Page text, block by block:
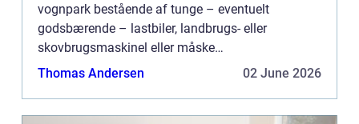
vognpark bestående af tunge – eventuelt
godsbærende – lastbiler, landbrugs- eller
skovbrugsmaskinel eller måske
entreprenørmateriel og -køretøjer? Så har du brug
Thomas Andersen 02 June 2026